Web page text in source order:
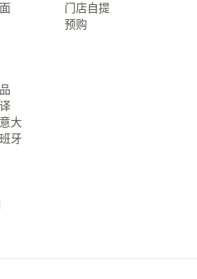
大
牙
门店自提
预购